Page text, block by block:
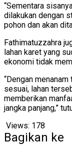
“Sementara
dilakukan dengan
pohon dan akan
Fathimatuzzahra
lahan karet yang
ekonomi tidak
“Dengan
sesuai, lahan
memberikan
jangka panjang,”
Views: 178
Bagikan ke